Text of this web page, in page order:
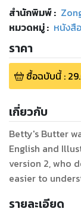
สำนักพิมพ์:
หมวดหมู่: หนังสื
ราคา
ซื้อฉบับนี้:
เกี่ยวกับ
Betty's Butter
English and
version 2, who
easier to
รายละเอียด